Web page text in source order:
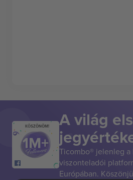
KÖSZÖNÖM! A világ
Ticombo® jelenleg
viszonteladói
Európában.